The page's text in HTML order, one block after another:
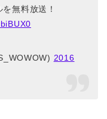
無料放送！
2016